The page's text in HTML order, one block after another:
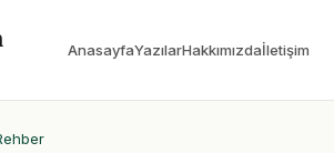
AnasayfaYazılarHakkımızdaİletişim